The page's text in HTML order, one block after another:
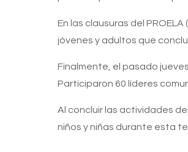
En las clausuras del
jóvenes y adultos que
Finalmente, el pasado
Participaron 60 líderes
Al concluir las actividades
niños y niñas durante esta